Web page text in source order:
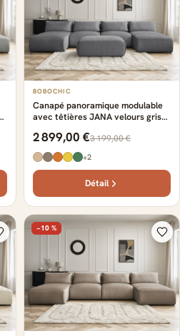
BOBOCHIC
Canapé panoramique modulable
avec têtières JANA velours gris
2 899,00 €3 199,00 €
+2
Détail
−10 %